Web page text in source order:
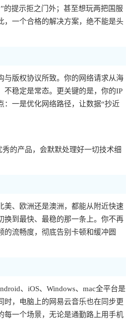
提示拒之门外；甚至想玩两把国服
，一个合格的解决方案，绝不能是头
与版权协议所致。你的网络请求从海
稳定是常态。更关键的是，你的IP
一是优化网络路径，让数据“抄近
的产品，会默默处理好一切技术细
美、欧洲还是澳洲，都能从附近快速
换到最快、最稳的那一条上。你不再
流畅度，彻底告别卡顿和缓冲圆
、iOS、Windows、mac全平台是
时，电脑上的网易云音乐也在同步更
每一个场景，无论是通勤路上用手机